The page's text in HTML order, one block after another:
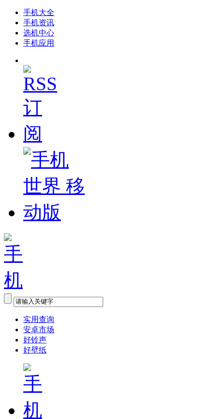
手机大全
手机资讯
选机中心
手机应用
实用查询
安卓市场
好铃声
好壁纸